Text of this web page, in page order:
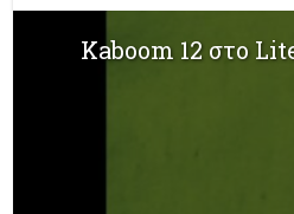
Kaboom 12 στο